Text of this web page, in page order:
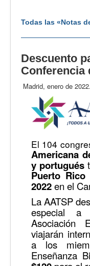
Todas las «Notas
Descuento
Conferencia
Madrid, enero de 2022.
El 104
Americana
y portugués
Puerto
2022en el
La AATSP
especial
Asociación
viajarán
a los
Enseñanza